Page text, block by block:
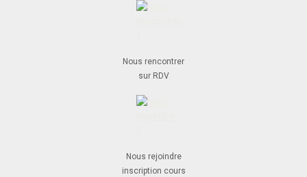
Nous rencontrer
sur RDV
Nous rejoindre
inscription cours